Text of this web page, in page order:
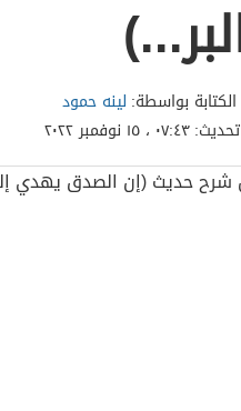
بواسطة: لينه حمود
٠٧:٤٣ ، ١٥ نوفمبر ٢٠٢٢